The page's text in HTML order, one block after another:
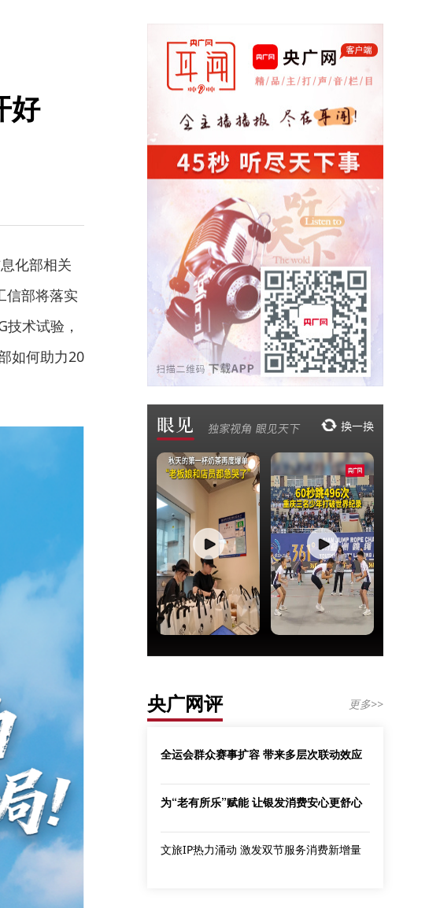
好
化部相关
信部将落实
术试验，
如何助力20
央广网评 更多>>
全运会群众赛事扩容 带来多层次联动效应
为“老有所乐”赋能 让银发消费安心更舒心
文旅IP热力涌动 激发双节服务消费新增量